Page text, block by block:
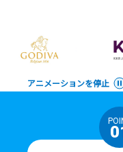
アニメーションを停止